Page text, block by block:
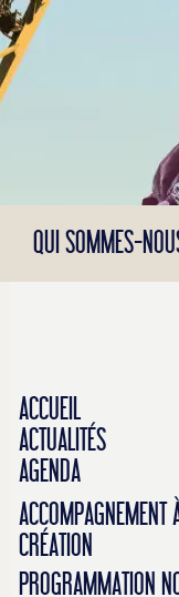
Panneau de gestion des
QUI SOMMES-
ACCUEIL
ACTUALITÉS
AGENDA
ACCOMPAGNEMENT
CRÉATION
PROGRAMMATION